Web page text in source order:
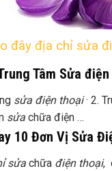
đây địa chỉ sửa
Tâm Sửa
sửa điện thoại· 2.
sửa chữa điện …
10 Đơn Vị Sửa
sửa chữa điện thoại,